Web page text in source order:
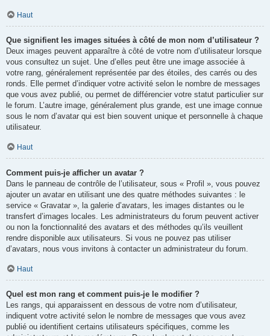
Haut
Que signifient les images situées à côté de mon nom d’utilisateur ?
Deux images peuvent apparaître à côté de votre nom d’utilisateur lorsque
vous consultez un sujet. Une d’elles peut être une image associée à
votre rang, généralement représentée par des étoiles, des carrés ou des
ronds. Elle permet d’indiquer votre activité selon le nombre de messages
que vous avez publié, ou permet de différencier votre statut particulier sur
le forum. L’autre image, généralement plus grande, est une image connue
sous le nom d’avatar qui est bien souvent unique et personnelle à chaque
utilisateur.
Haut
Comment puis-je afficher un avatar ?
Dans le panneau de contrôle de l’utilisateur, sous « Profil », vous pouvez
ajouter un avatar en utilisant une des quatre méthodes suivantes : le
service « Gravatar », la galerie d’avatars, les images distantes ou le
transfert d’images locales. Les administrateurs du forum peuvent activer
ou non la fonctionnalité des avatars et des méthodes qu’ils veuillent
rendre disponible aux utilisateurs. Si vous ne pouvez pas utiliser
d’avatars, nous vous invitons à contacter un administrateur du forum.
Haut
Quel est mon rang et comment puis-je le modifier ?
Les rangs, qui apparaissent en dessous de votre nom d’utilisateur,
indiquent votre activité selon le nombre de messages que vous avez
publié ou identifient certains utilisateurs spécifiques, comme les